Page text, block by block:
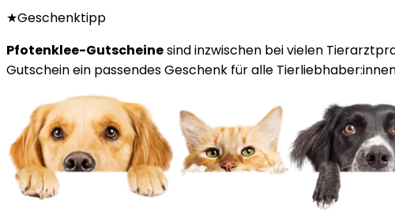
★Geschenktipp
Pfotenklee-Gutscheinesind inzwischen bei vielen
Gutschein ein passendes Geschenk für alle